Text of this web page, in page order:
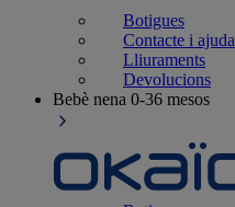
Botigues
Contacte i ajuda
Lliuraments
Devolucions
Bebè nena 0-36 mesos